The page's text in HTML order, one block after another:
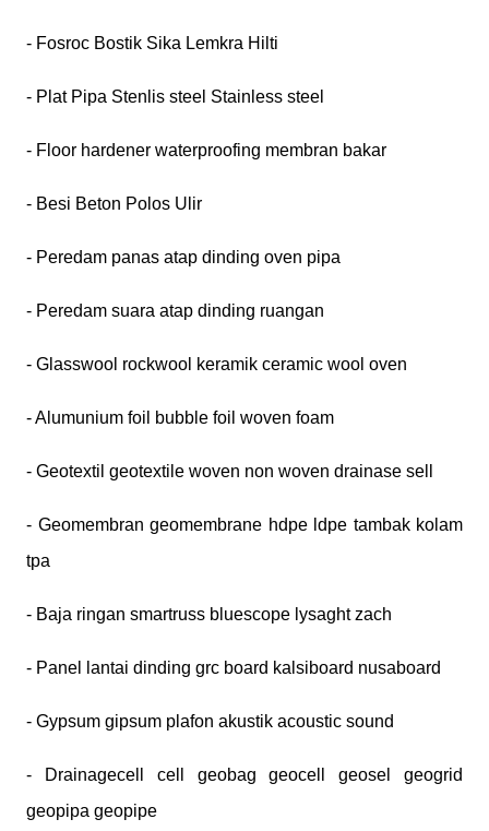
- Fosroc Bostik Sika Lemkra Hilti
- Plat Pipa Stenlis steel Stainless steel
- Floor hardener waterproofing membran bakar
- Besi Beton Polos Ulir
- Peredam panas atap dinding oven pipa
- Peredam suara atap dinding ruangan
- Glasswool rockwool keramik ceramic wool oven
- Alumunium foil bubble foil woven foam
- Geotextil geotextile woven non woven drainase sell
- Geomembran geomembrane hdpe ldpe tambak kolam
tpa
- Baja ringan smartruss bluescope lysaght zach
- Panel lantai dinding grc board kalsiboard nusaboard
- Gypsum gipsum plafon akustik acoustic sound
- Drainagecell cell geobag geocell geosel geogrid
geopipa geopipe